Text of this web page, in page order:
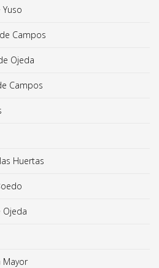
Campos
Ojeda
Campos
Huertas
Ojeda
Mayor